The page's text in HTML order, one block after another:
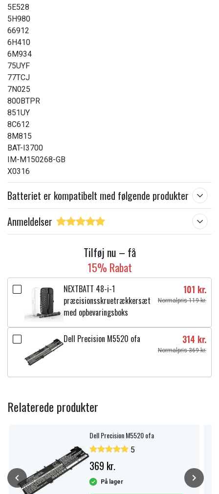
5E528
5H980
66912
6H410
6M934
75UYF
77TCJ
7N025
800BTPR
851UY
8C612
8M815
BAT-I3700
IM-M150268-GB
X0316
Batteriet er kompatibelt med følgende produkter
Anmeldelser
Tilføj nu – få
15% Rabat
NEXTBATT 48-i-1
præcisionsskruetrækkersæt
med opbevaringsboks
101 kr.
Normalpris 119 kr.
Dell Precision M5520 ofa 314 kr.
Normalpris 369 kr.
Relaterede produkter
Dell Precision M5520 ofa
5
369 kr.
På lager